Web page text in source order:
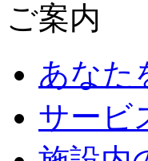
ご案内
あなた
サービ